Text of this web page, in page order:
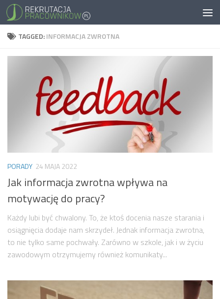
TAGGED:INFORMACJA ZWROTNA
PORADY 24 MAJA 2022
Jak informacja zwrotna wpływa na
motywację do pracy?
Każdy lubi być chwalony. To, że ktoś docenia nasze starania i
osiągnięcia dodaje nam skrzydeł. Jednak informacja zwrotna,
to nie tylko same pochwały. Zarówno w szkole, jak i w życiu
zawodowym otrzymujemy również komunikaty...